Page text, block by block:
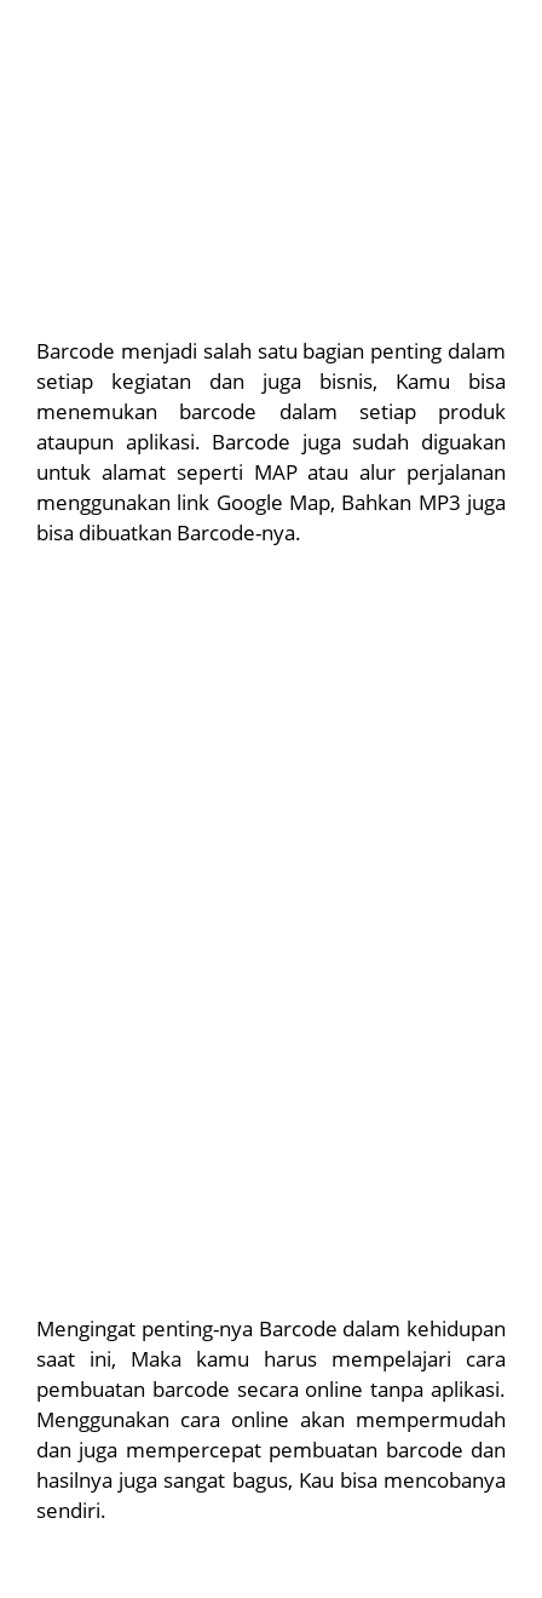
Barcode menjadi salah satu bagian penting dalam
setiap kegiatan dan juga bisnis, Kamu bisa
menemukan barcode dalam setiap produk
ataupun aplikasi. Barcode juga sudah diguakan
untuk alamat seperti MAP atau alur perjalanan
menggunakan link Google Map, Bahkan MP3 juga
bisa dibuatkan Barcode-nya.
Mengingat penting-nya Barcode dalam kehidupan
saat ini, Maka kamu harus mempelajari cara
pembuatan barcode secara online tanpa aplikasi.
Menggunakan cara online akan mempermudah
dan juga mempercepat pembuatan barcode dan
hasilnya juga sangat bagus, Kau bisa mencobanya
sendiri.